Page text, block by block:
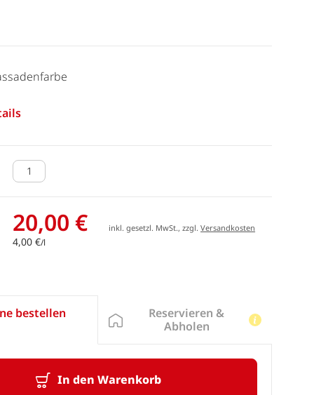
20,00 €
4,00 €/l
inkl. gesetzl. MwSt., zzgl.Versandkosten
bestellen
In den Warenkorb
Reservieren &
Abholen